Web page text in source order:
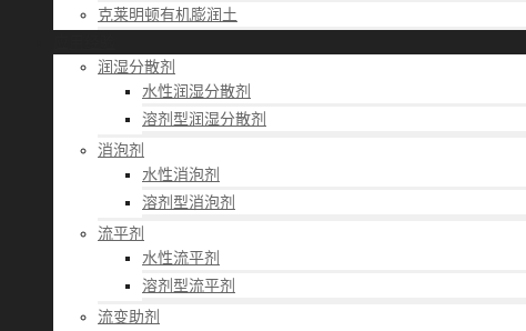
克莱明顿有机膨润土
润湿分散剂
水性润湿分散剂
溶剂型润湿分散剂
消泡剂
水性消泡剂
溶剂型消泡剂
流平剂
水性流平剂
溶剂型流平剂
流变助剂